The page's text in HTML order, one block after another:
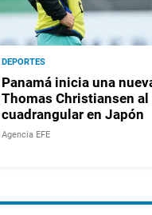
DEPORTES
Panamá inicia una
Thomas Christiansen al
cuadrangular en Japón
Agencia EFE